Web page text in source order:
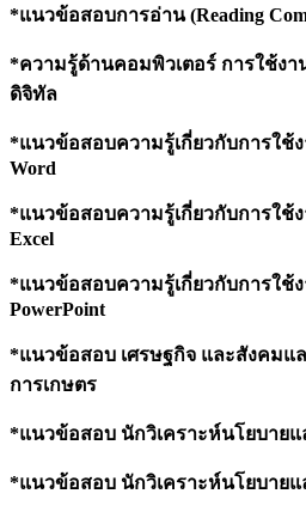
*แนวข้อสอบการอ่าน (Reading
*ความรู้ด้านคอมพิวเตอร์ การใช้ง
ดิจิทัล
*แนวข้อสอบความรู้เกี่ยวกับการใช้
Word
*แนวข้อสอบความรู้เกี่ยวกับการใช้
Excel
*แนวข้อสอบความรู้เกี่ยวกับการใช้
PowerPoint
*แนวข้อสอบ เศรษฐกิจ และสังคมแ
การเกษตร
*แนวข้อสอบ นักวิเคราะห์นโยบาย
*แนวข้อสอบ นักวิเคราะห์นโยบาย